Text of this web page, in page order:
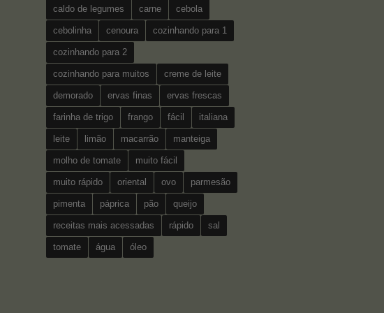
caldo de legumes carne cebola
cebolinha cenoura cozinhando para 1
cozinhando para 2
cozinhando para muitos creme de leite
demorado ervas finas ervas frescas
farinha de trigo frango fácil italiana
leite limão macarrão manteiga
molho de tomate muito fácil
muito rápido oriental ovo parmesão
pimenta páprica pão queijo
receitas mais acessadas rápido sal
tomate água óleo